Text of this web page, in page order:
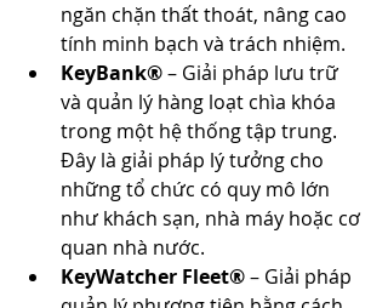
ngăn chặn thất thoát, nâng cao
tính minh bạch và trách nhiệm.
KeyBank® – Giải pháp lưu trữ
và quản lý hàng loạt chìa khóa
trong một hệ thống tập trung.
Đây là giải pháp lý tưởng cho
những tổ chức có quy mô lớn
như khách sạn, nhà máy hoặc cơ
quan nhà nước.
KeyWatcher Fleet® – Giải pháp